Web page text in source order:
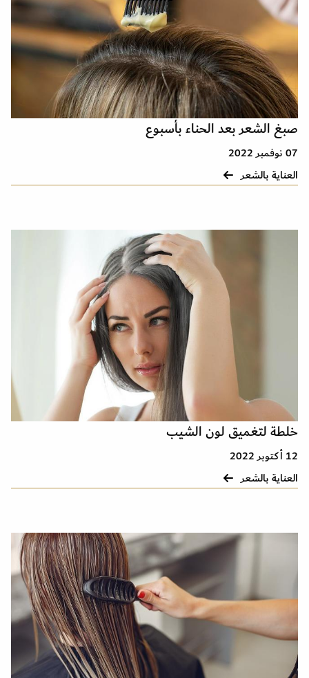
صبغ الشعر بعد الحناء بأسبوع
07 نوفمبر 2022
العناية بالشعر
خلطة لتغميق لون الشيب
12 أكتوبر 2022
العناية بالشعر